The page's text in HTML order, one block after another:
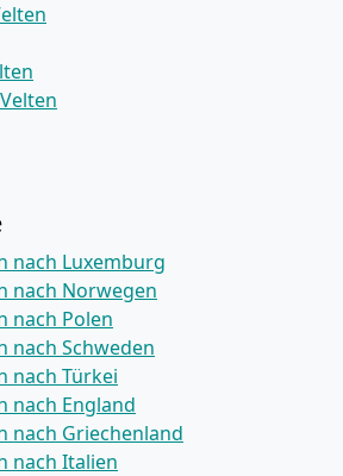
nach Luxemburg
nach Norwegen
nach Polen
nach Schweden
nach Türkei
nach England
nach Griechenland
nach Italien